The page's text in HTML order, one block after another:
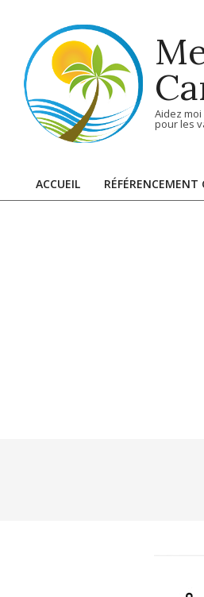
content
Aidez
pour les
Primary
ACCUEIL RÉFÉRENCEMENT